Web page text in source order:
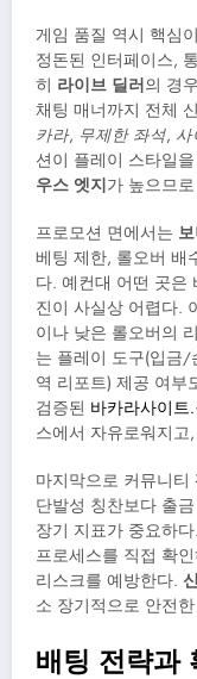
게임 품질 역시 핵심
정돈된 인터페이스,
히 라이브 딜러의 경
채팅 매너까지 전체
카라, 무제한 좌석, 사
션이 플레이 스타일
우스 엣지가 높으므
프로모션 면에서는
베팅 제한, 롤오버 배
다. 예컨대 어떤 곳은
진이 사실상 어렵다.
이나 낮은 롤오버의
는 플레이 도구(입금
역 리포트) 제공 여부
검증된 바카라사이트.
스에서 자유로워지
마지막으로 커뮤니
단발성 칭찬보다 출
장기 지표가 중요하
프로세스를 직접 확
리스크를 예방한다.
소 장기적으로 안전
배팅 전략과